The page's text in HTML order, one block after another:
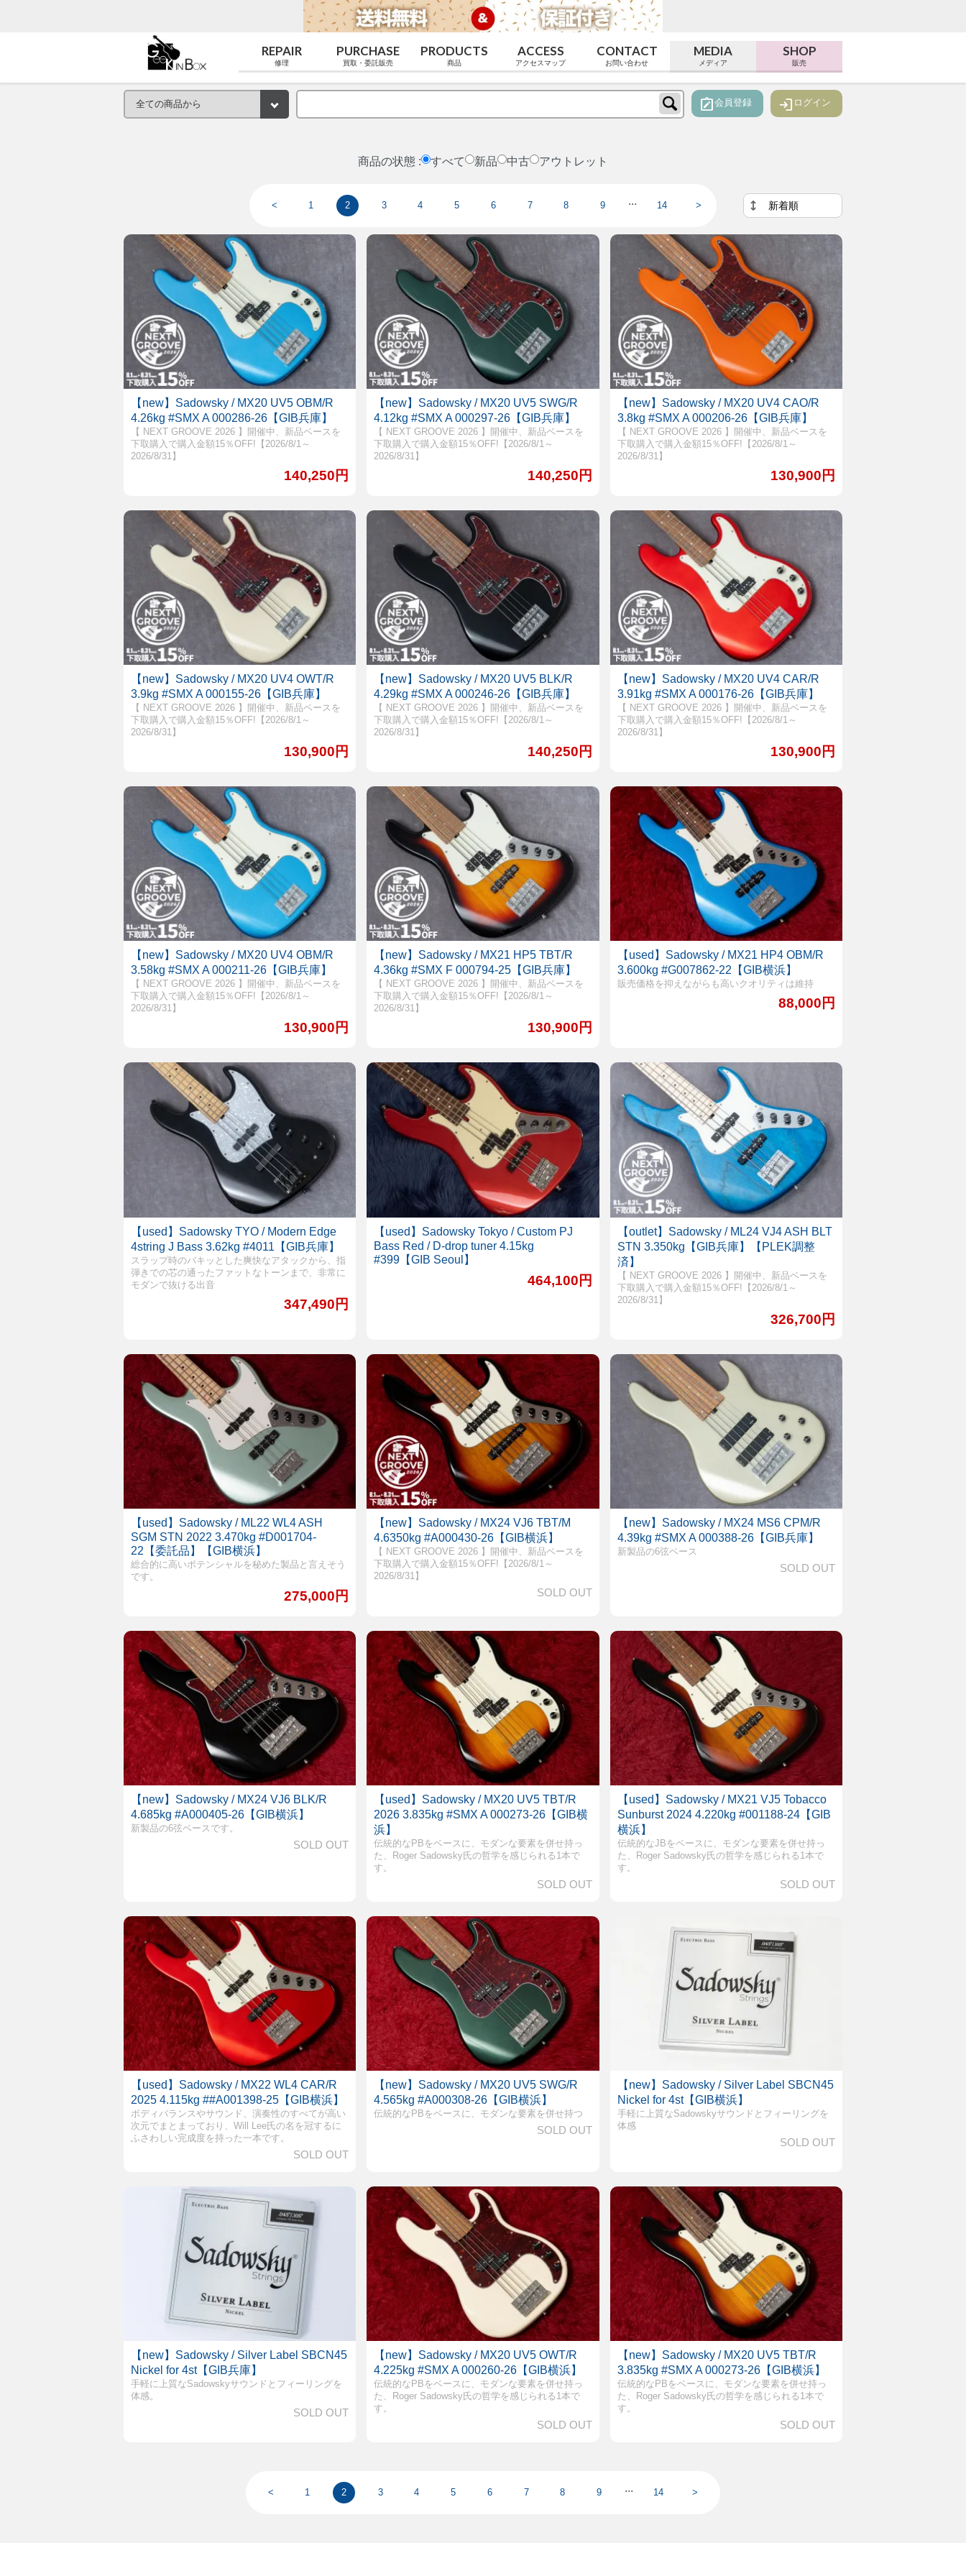
REPAIR
修理
PURCHASE
買取・委託販売
PRODUCTS
商品
ACCESS
アクセスマップ
CONTACT
お問い合わせ
MEDIA
メディア
SHOP
販売
note_alt会員登録 login ログイン
商品の状態 : すべて 新品 中古 アウトレット
< 1 2 3 4 5 6 7 8 9 ... 14 >
【new】Sadowsky / MX20 UV5 OBM/R
4.26kg #SMX A 000286-26【GIB兵庫】
【 NEXT GROOVE 2026 】開催中、新品ベースを
下取購入で購入金額15％OFF!【2026/8/1～
2026/8/31】
140,250円
【new】Sadowsky / MX20 UV5 SWG/R
4.12kg #SMX A 000297-26【GIB兵庫】
【 NEXT GROOVE 2026 】開催中、新品ベースを
下取購入で購入金額15％OFF!【2026/8/1～
2026/8/31】
140,250円
【new】Sadowsky / MX20 UV4 CAO/R
3.8kg #SMX A 000206-26【GIB兵庫】
【 NEXT GROOVE 2026 】開催中、新品ベースを
下取購入で購入金額15％OFF!【2026/8/1～
2026/8/31】
130,900円
【new】Sadowsky / MX20 UV4 OWT/R
3.9kg #SMX A 000155-26【GIB兵庫】
【 NEXT GROOVE 2026 】開催中、新品ベースを
下取購入で購入金額15％OFF!【2026/8/1～
2026/8/31】
130,900円
【new】Sadowsky / MX20 UV5 BLK/R
4.29kg #SMX A 000246-26【GIB兵庫】
【 NEXT GROOVE 2026 】開催中、新品ベースを
下取購入で購入金額15％OFF!【2026/8/1～
2026/8/31】
140,250円
【new】Sadowsky / MX20 UV4 CAR/R
3.91kg #SMX A 000176-26【GIB兵庫】
【 NEXT GROOVE 2026 】開催中、新品ベースを
下取購入で購入金額15％OFF!【2026/8/1～
2026/8/31】
130,900円
【new】Sadowsky / MX20 UV4 OBM/R
3.58kg #SMX A 000211-26【GIB兵庫】
【 NEXT GROOVE 2026 】開催中、新品ベースを
下取購入で購入金額15％OFF!【2026/8/1～
2026/8/31】
130,900円
【new】Sadowsky / MX21 HP5 TBT/R
4.36kg #SMX F 000794-25【GIB兵庫】
【 NEXT GROOVE 2026 】開催中、新品ベースを
下取購入で購入金額15％OFF!【2026/8/1～
2026/8/31】
130,900円
【used】Sadowsky / MX21 HP4 OBM/R
3.600kg #G007862-22【GIB横浜】
販売価格を抑えながらも高いクオリティは維持
88,000円
【used】Sadowsky TYO / Modern Edge
4string J Bass 3.62kg #4011【GIB兵庫】
スラップ時のバキッとした爽快なアタックから、指
弾きでの芯の通ったファットなトーンまで、非常に
モダンで抜ける出音
347,490円
【used】Sadowsky Tokyo / Custom PJ
Bass Red / D-drop tuner 4.15kg
#399【GIB Seoul】
464,100円
【outlet】Sadowsky / ML24 VJ4 ASH BLT
STN 3.350kg【GIB兵庫】【PLEK調整
済】
【 NEXT GROOVE 2026 】開催中、新品ベースを
下取購入で購入金額15％OFF!【2026/8/1～
2026/8/31】
326,700円
【used】Sadowsky / ML22 WL4 ASH
SGM STN 2022 3.470kg #D001704-
22【委託品】【GIB横浜】
総合的に高いポテンシャルを秘めた製品と言えそう
です。
275,000円
【new】Sadowsky / MX24 VJ6 TBT/M
4.6350kg #A000430-26【GIB横浜】
【 NEXT GROOVE 2026 】開催中、新品ベースを
下取購入で購入金額15％OFF!【2026/8/1～
2026/8/31】
SOLD OUT
【new】Sadowsky / MX24 MS6 CPM/R
4.39kg #SMX A 000388-26【GIB兵庫】
新製品の6弦ベース
SOLD OUT
【new】Sadowsky / MX24 VJ6 BLK/R
4.685kg #A000405-26【GIB横浜】
新製品の6弦ベースです。
SOLD OUT
【used】Sadowsky / MX20 UV5 TBT/R
2026 3.835kg #SMX A 000273-26【GIB横
浜】
伝統的なPBをベースに、モダンな要素を併せ持っ
た、Roger Sadowsky氏の哲学を感じられる1本で
す。
SOLD OUT
【used】Sadowsky / MX21 VJ5 Tobacco
Sunburst 2024 4.220kg #001188-24【GIB
横浜】
伝統的なJBをベースに、モダンな要素を併せ持っ
た、Roger Sadowsky氏の哲学を感じられる1本で
す。
SOLD OUT
【used】Sadowsky / MX22 WL4 CAR/R
2025 4.115kg ##A001398-25【GIB横浜】
ボディバランスやサウンド、演奏性のすべてが高い
次元でまとまっており、Will Lee氏の名を冠するに
ふさわしい完成度を持った一本です。
SOLD OUT
【new】Sadowsky / MX20 UV5 SWG/R
4.565kg #A000308-26【GIB横浜】
伝統的なPBをベースに、モダンな要素を併せ持つ
SOLD OUT
【new】Sadowsky / Silver Label SBCN45
Nickel for 4st【GIB横浜】
手軽に上質なSadowskyサウンドとフィーリングを
体感
SOLD OUT
【new】Sadowsky / Silver Label SBCN45
Nickel for 4st【GIB兵庫】
手軽に上質なSadowskyサウンドとフィーリングを
体感。
SOLD OUT
【new】Sadowsky / MX20 UV5 OWT/R
4.225kg #SMX A 000260-26【GIB横浜】
伝統的なPBをベースに、モダンな要素を併せ持っ
た、Roger Sadowsky氏の哲学を感じられる1本で
す。
SOLD OUT
【new】Sadowsky / MX20 UV5 TBT/R
3.835kg #SMX A 000273-26【GIB横浜】
伝統的なPBをベースに、モダンな要素を併せ持っ
た、Roger Sadowsky氏の哲学を感じられる1本で
す。
SOLD OUT
< 1 2 3 4 5 6 7 8 9 ... 14 >